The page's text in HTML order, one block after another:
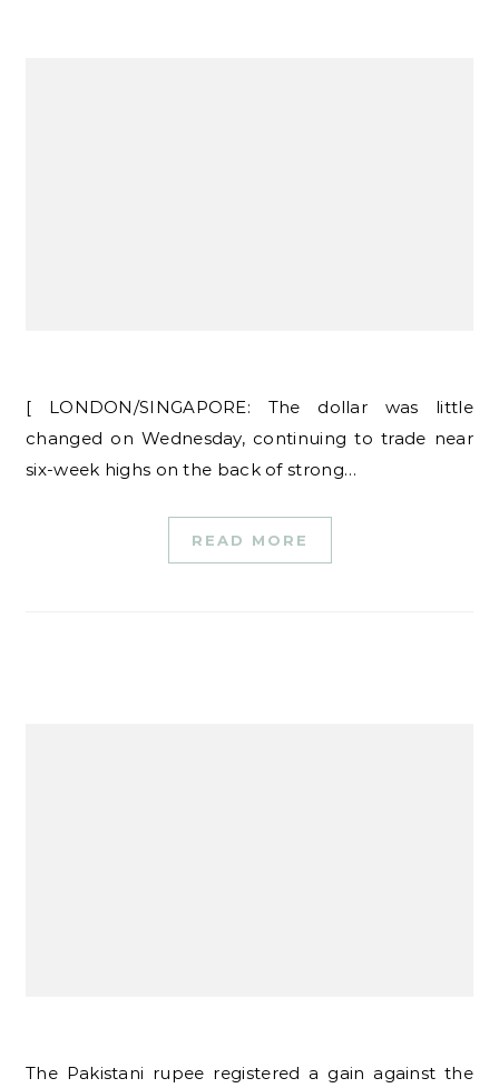
[ LONDON/SINGAPORE: The dollar was little
changed on Wednesday, continuing to trade near
six-week highs on the back of strong…
READ MORE
The Pakistani rupee registered a gain against the